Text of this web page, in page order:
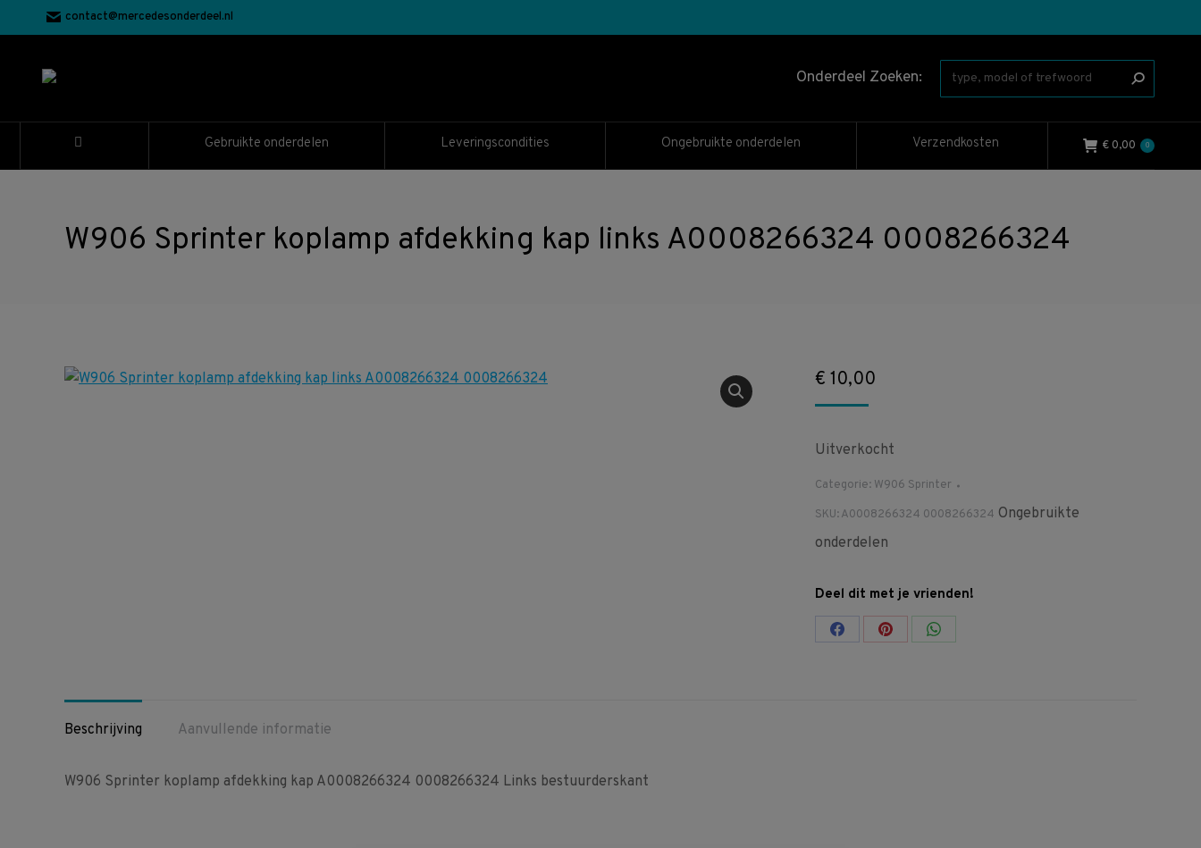
contact@mercedesonderdeel.nl
Onderdeel Zoeken:
Gebruikte onderdelen Leveringscondities Ongebruikte onderdelen Verzendkosten € 0,00 0
W906 Sprinter koplamp afdekking kap links A0008266324 0008266324
€ 10,00
Uitverkocht
Categorie: W906 Sprinter
SKU:A0008266324 0008266324 Ongebruikte
onderdelen
Deel dit met je vrienden!
Share Share Share
Beschrijving
Aanvullende informatie
W906 Sprinter koplamp afdekking kap A0008266324 0008266324 Links bestuurderskant